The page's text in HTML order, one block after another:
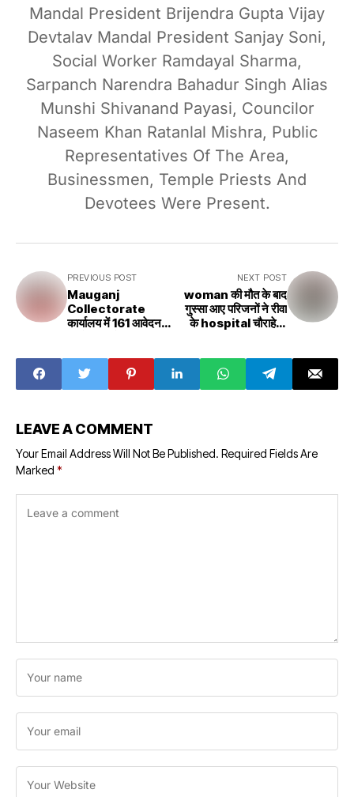
Mandal President Brijendra Gupta Vijay
Devtalav Mandal President Sanjay Soni,
Social Worker Ramdayal Sharma,
Sarpanch Narendra Bahadur Singh Alias
Munshi Shivanand Payasi, Councilor
Naseem Khan Ratanlal Mishra, Public
Representatives Of The Area,
Businessmen, Temple Priests And
Devotees Were Present.
PREVIOUS POST
Mauganj
Collectorate
कार्यालय में 161 आवेदन
NEXT POST
woman की मौत के बाद
गुस्सा आए परिजनों ने रीवा
के hospital चौराहे के
LEAVE A COMMENT
Your Email Address Will Not Be Published. Required Fields Are
Marked *